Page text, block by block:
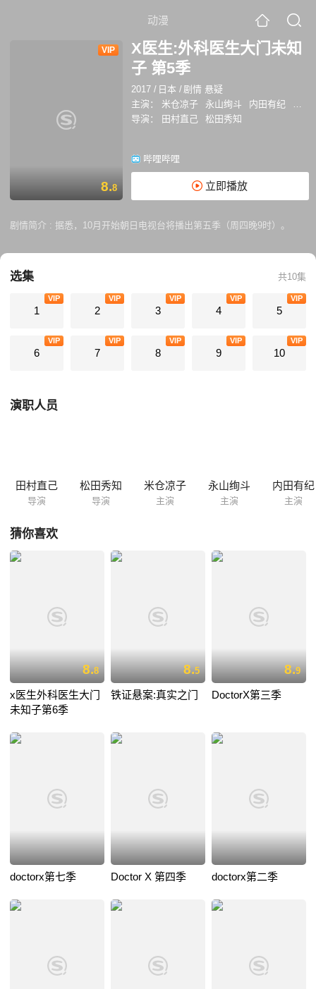
动漫
VIP
8.8
X医生:外科医生大门未知
子 第5季
2017 / 日本 /剧情 悬疑
主演：
米仓凉子 永山绚斗 内田有纪
远藤
导演：
田村直己 松田秀知
哔哩哔哩
立即播放
剧情简介 : 据悉，10月开始朝日电视台将播出第五季（周四晚9时）。
选集 共10集
1
VIP
2
VIP
3
VIP
4
VIP
5
VIP
6
VIP
7
VIP
8
VIP
9
VIP
10
VIP
演职人员
田村直己
导演
松田秀知
导演
米仓凉子
主演
永山绚斗
主演
内田有纪
主演
猜你喜欢
8.8
x医生外科医生大门
未知子第6季
8.5
铁证悬案:真实之门
8.9
DoctorX第三季
doctorx第七季 Doctor X 第四季 doctorx第二季